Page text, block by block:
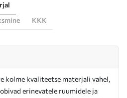
KKK
kolme kvaliteetse materjali vahel,
erinevatele ruumidele ja